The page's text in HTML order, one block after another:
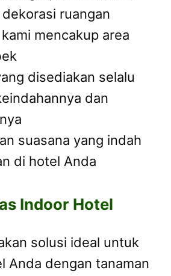
ruangan
mencakup area
disediakan selalu
dan
suasana yang indah
di hotel Anda
Indoor Hotel
solusi ideal untuk
Anda dengan tanaman